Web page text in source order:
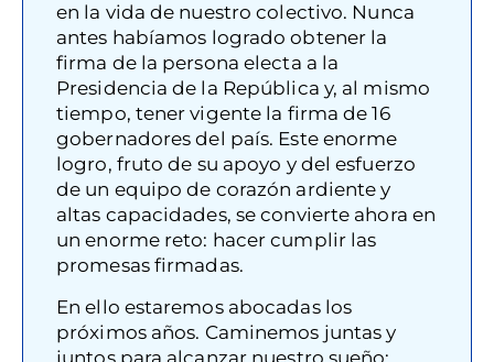
en la vida de nuestro colectivo. Nunca
antes habíamos logrado obtener la
firma de la persona electa a la
Presidencia de la República y, al mismo
tiempo, tener vigente la firma de 16
gobernadores del país. Este enorme
logro, fruto de su apoyo y del esfuerzo
de un equipo de corazón ardiente y
altas capacidades, se convierte ahora en
un enorme reto: hacer cumplir las
promesas firmadas.
En ello estaremos abocadas los
próximos años. Caminemos juntas y
juntos para alcanzar nuestro sueño: